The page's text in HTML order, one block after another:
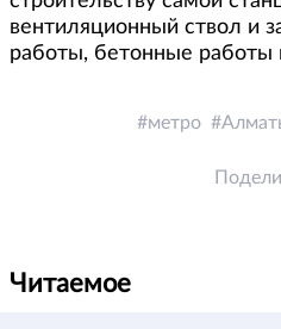
вентиляционный ствол и
работы, бетонные работы
метро
Читаемое